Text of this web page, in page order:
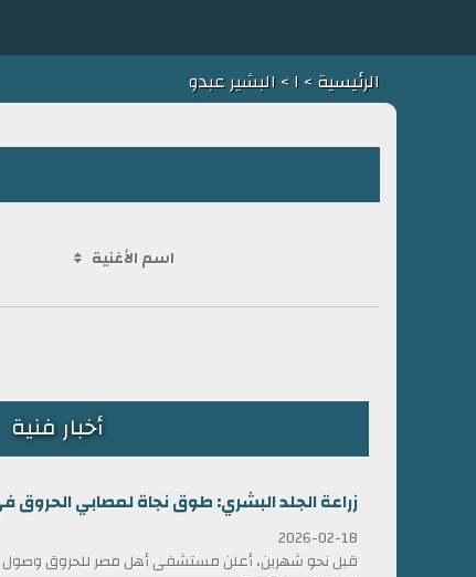
الرئيسية> ا> البشير عبدو
اسم الأغنية
أخبار فنية
زراعة الجلد البشري: طوق نجاة لمصابي الحروق
2026-02-18
قبل نحو شهرين، أعلن مستشفى أهل مصر للحروق وصول